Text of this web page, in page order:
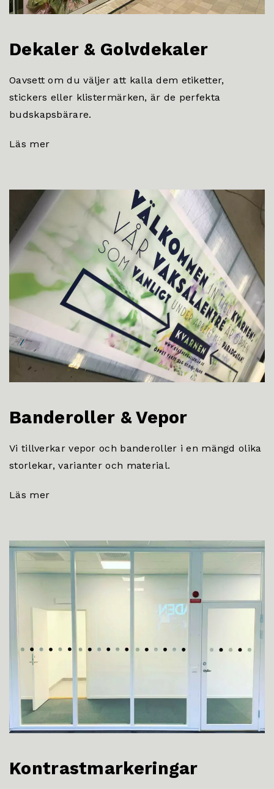
Dekaler & Golvdekaler
Oavsett om du väljer att kalla dem etiketter,
stickers eller klistermärken, är de perfekta
budskapsbärare.
Läs mer
Banderoller & Vepor
Vi tillverkar vepor och banderoller i en mängd olika
storlekar, varianter och material.
Läs mer
Kontrastmarkeringar